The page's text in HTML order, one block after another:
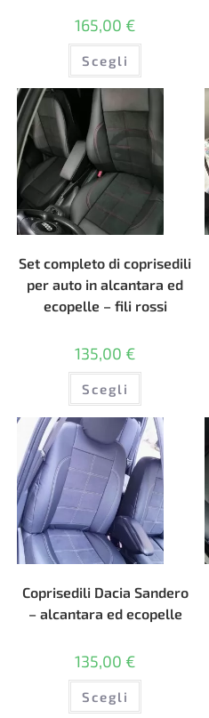
165,00 €
Scegli
Questo
più
varianti.
Le
possono
scelte
nella
del
Set completo di coprisedili
per auto in alcantara ed
ecopelle – fili rossi
135,00 €
Scegli
Questo
più
varianti.
Le
opzioni
possono
essere
scelte
nella
pagina
del
prodotto
Coprisedili Dacia Sandero
– alcantara ed ecopelle
135,00 €
Scegli
Questo